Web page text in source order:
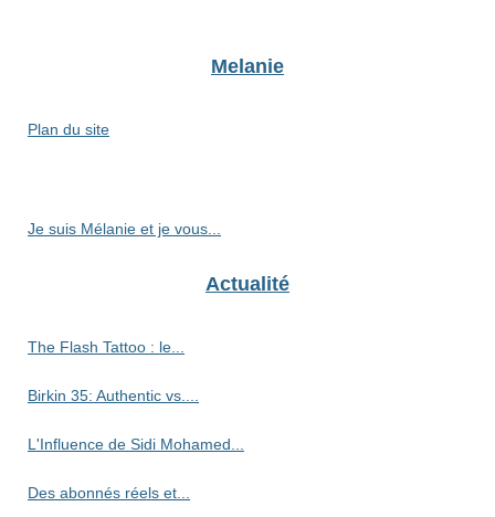
Melanie
Plan du site
Je suis Mélanie et je vous...
Actualité
The Flash Tattoo : le...
Birkin 35: Authentic vs....
L'Influence de Sidi Mohamed...
Des abonnés réels et...